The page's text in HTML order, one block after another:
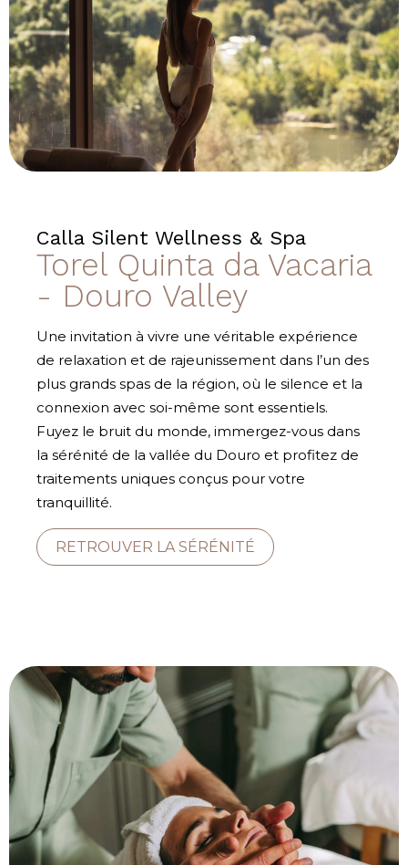
Calla Silent Wellness & Spa
Torel Quinta da Vacaria
- Douro Valley
Une invitation à vivre une véritable expérience
de relaxation et de rajeunissement dans l’un des
plus grands spas de la région, où le silence et la
connexion avec soi-même sont essentiels.
Fuyez le bruit du monde, immergez-vous dans
la sérénité de la vallée du Douro et profitez de
traitements uniques conçus pour votre
tranquillité.
RETROUVER LA SÉRÉNITÉ